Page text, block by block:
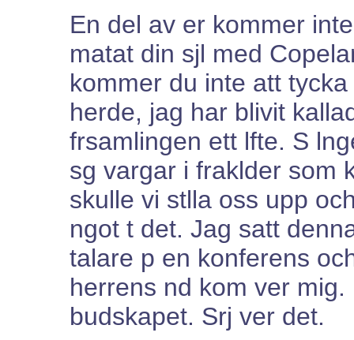
En del av er kommer
matat din sjl med
kommer du inte att
herde, jag har blivit
frsamlingen ett lfte. S
sg vargar i fraklder som
skulle vi stlla oss upp
ngot t det. Jag satt
talare p en konferens
herrens nd kom ver
budskapet. Srj ver det.